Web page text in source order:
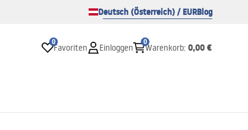
Deutsch (Österreich) / EURBlog
0
Favoriten Einloggen
0
Warenkorb: 0,00 €